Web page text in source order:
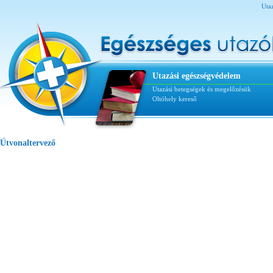
Utazási egészségvédelem
Utazási betegségek és megelőzésük
Oltóhely kereső
Útvonaltervező